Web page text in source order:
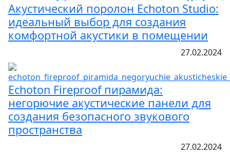
Акустический поролон Echoton Studio:
идеальный выбор для создания
комфортной акустики в помещении
27.02.2024
Echoton Fireproof пирамида:
негорючие акустические панели для
создания безопасного звукового
пространства
27.02.2024